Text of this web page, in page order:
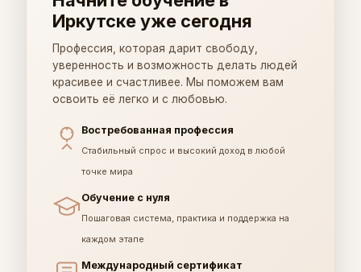
Иркутске уже сегодня
Профессия, которая дарит свободу,
уверенность и возможность делать людей
красивее и счастливее. Мы поможем вам
освоить её легко и с любовью.
Востребованная профессия
Стабильный спрос и высокий доход в любой
точке мира
Обучение с нуля
Пошаговая система, практика и поддержка на
каждом этапе
Международный сертификат